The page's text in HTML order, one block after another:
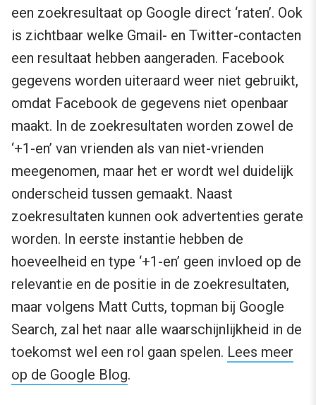
een zoekresultaat op Google direct ‘raten’. Ook
is zichtbaar welke Gmail- en Twitter-contacten
een resultaat hebben aangeraden. Facebook
gegevens worden uiteraard weer niet gebruikt,
omdat Facebook de gegevens niet openbaar
maakt. In de zoekresultaten worden zowel de
‘+1-en’ van vrienden als van niet-vrienden
meegenomen, maar het er wordt wel duidelijk
onderscheid tussen gemaakt. Naast
zoekresultaten kunnen ook advertenties gerate
worden. In eerste instantie hebben de
hoeveelheid en type ‘+1-en’ geen invloed op de
relevantie en de positie in de zoekresultaten,
maar volgens Matt Cutts, topman bij Google
Search, zal het naar alle waarschijnlijkheid in de
toekomst wel een rol gaan spelen. Lees meer
op de Google Blog.